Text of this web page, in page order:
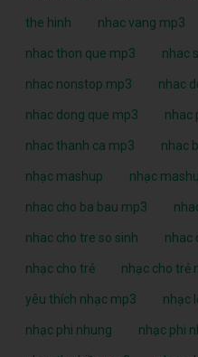
the hinh nhac vang mp3
nhac thon que mp3 nhac
nhac nonstop mp3 nhac
nhac dong que mp3 nhac
nhac thanh ca mp3 nhac
nhạc mashup nhạc
nhac cho ba bau mp3
nhac cho tre so sinh nhac
nhạc cho trẻ nhạc cho trẻ
yêu thích nhạc mp3 nhạc
nhạc phi nhung nhạc phi